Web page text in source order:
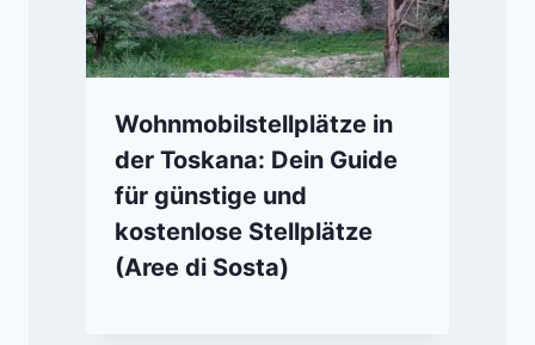
Wohnmobilstellplätze in
der Toskana: Dein Guide
für günstige und
kostenlose Stellplätze
(Aree di Sosta)